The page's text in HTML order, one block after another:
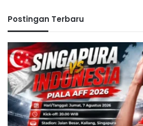
Postingan Terbaru